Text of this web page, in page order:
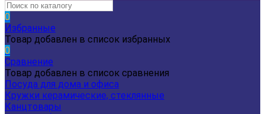
0
Избранные
Товар добавлен в список избранных
0
Сравнение
Товар добавлен в список сравнения
Посуда для дома и офиса
Кружки керамические, стеклянные
Канцтовары